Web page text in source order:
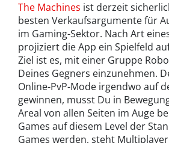
The Machines ist derzeit
besten Verkaufsargumente für
im Gaming-Sektor. Nach Art
projiziert die App ein Spielfeld
Ziel ist es, mit einer Gruppe
Deines Gegners einzunehmen.
Online-PvP-Mode irgendwo auf
gewinnen, musst Du in
Areal von allen Seiten im Auge
Games auf diesem Level der
Games werden, steht